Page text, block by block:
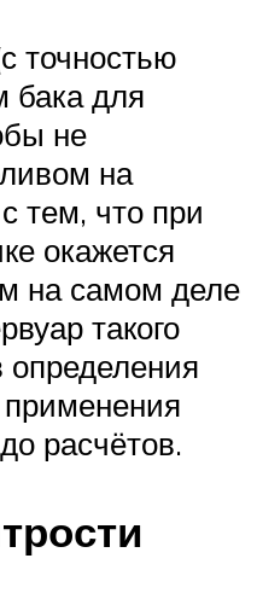
точностью
бака для
не
на
тем, что при
окажется
на самом деле
такого
применения
расчётов.